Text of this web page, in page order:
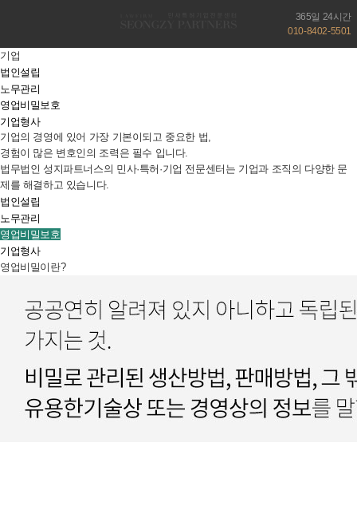
365일 24시간
010-8402-5501
기업
법인설립
노무관리
영업비밀보호
기업형사
기업의 경영에 있어 가장 기본이되고 중요한 법,
경험이 많은 변호인의 조력은 필수 입니다.
법무법인 성지파트너스의 민사·특허·기업 전문센터는 기업과 조직의 다양한 문
제를 해결하고 있습니다.
법인설립
노무관리
영업비밀보호
기업형사
영업비밀이란?